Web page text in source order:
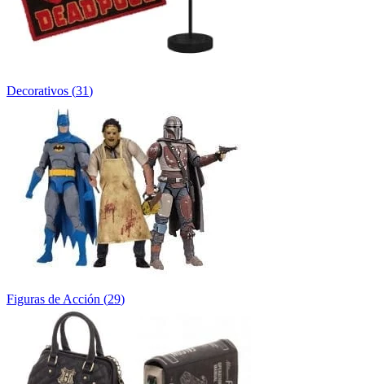
Decorativos (31)
Figuras de Acción (29)